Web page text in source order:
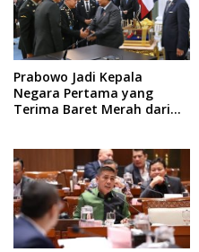
Prabowo Jadi Kepala
Negara Pertama yang
Terima Baret Merah dari